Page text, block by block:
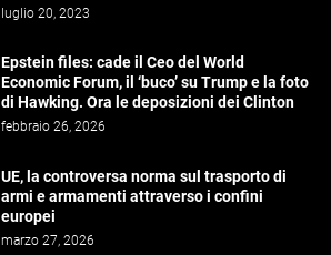
luglio 20, 2023
Epstein files: cade il Ceo del World
Economic Forum, il ‘buco’ su Trump e la foto
di Hawking. Ora le deposizioni dei Clinton
febbraio 26, 2026
UE, la controversa norma sul trasporto di
armi e armamenti attraverso i confini
europei
marzo 27, 2026